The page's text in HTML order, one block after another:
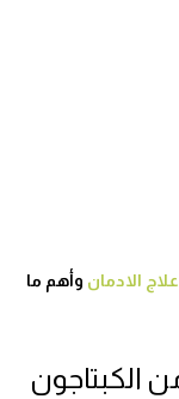
الادمان وأهم ما
الكبتاجون